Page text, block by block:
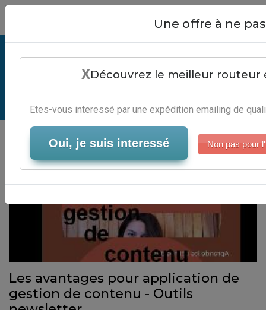
Application De Gestion De
Contenu - Plateforme B2B
Serveur-Emailing
Les avantages pour application de
gestion de contenu - Outils
Close
Une offre à ne
XDécouvrez le meilleur routeur
Etes-vous interessé par une expédition emailing de
Oui, je suis interessé Non pas pour